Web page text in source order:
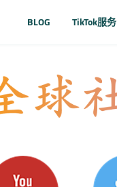
BLOG TikTok服务